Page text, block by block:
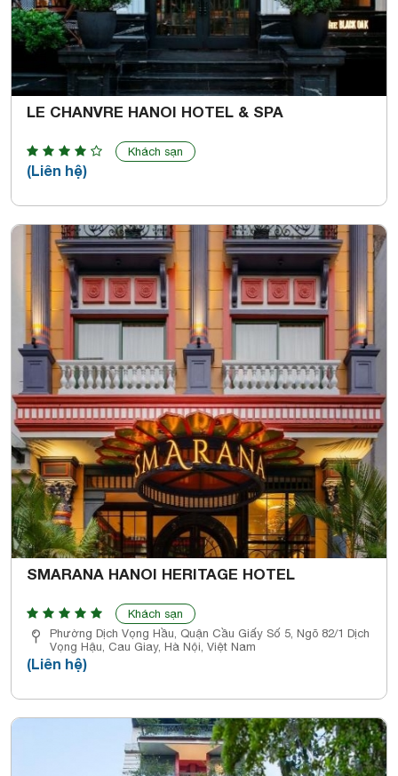
LE CHANVRE HANOI HOTEL & SPA
Khách sạn
(Liên hệ)
SMARANA HANOI HERITAGE HOTEL
Khách sạn
Phường Dịch Vọng Hầu, Quận Cầu Giấy Số 5, Ngõ 82/1 Dịch
Vọng Hậu, Cau Giay, Hà Nội, Việt Nam
(Liên hệ)